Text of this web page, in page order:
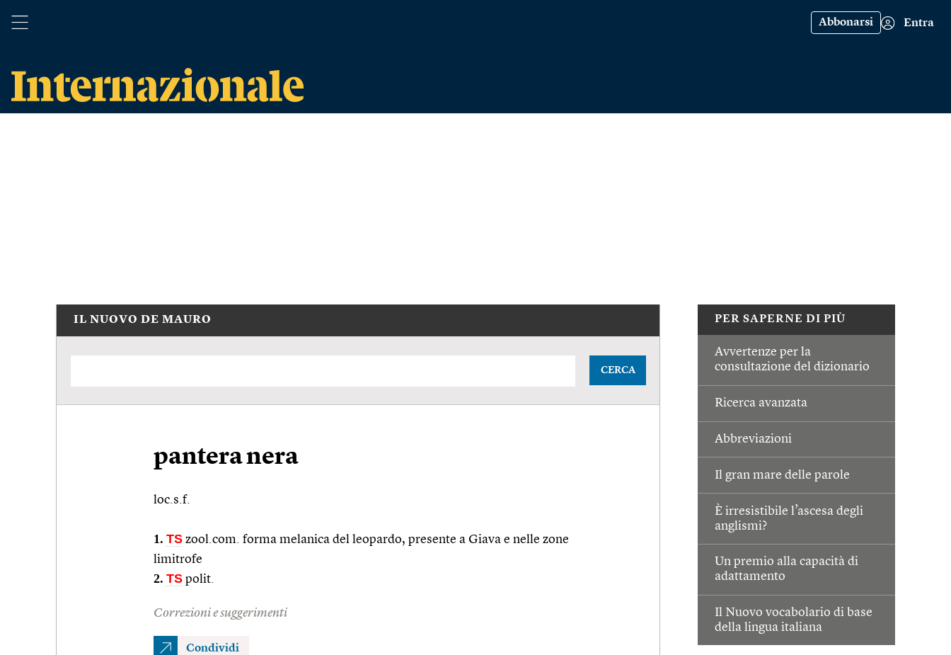
Abbonarsi Entra
PER SAPERNE DI PIÙ
Avvertenze per la
consultazione del dizionario
Ricerca avanzata
Abbreviazioni
Il gran mare delle parole
È irresistibile l’ascesa degli
anglismi?
Un premio alla capacità di
adattamento
Il Nuovo vocabolario di base
della lingua italiana
IL NUOVO DE MAURO
CERCA
pantera nera
loc.s.f.
1. TS zool.com. forma melanica del leopardo, presente a Giava e nelle zone
limitrofe
2. TS polit.
Correzioni e suggerimenti
Condividi